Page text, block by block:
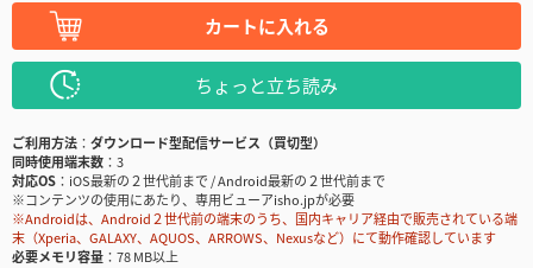
カートに入れる
ちょっと立ち読み
ご利用方法
ダウンロード型配信サービス（買切型）
同時使用端末数
3
対応OS
iOS最新の２世代前まで / Android最新の２世代前まで
※コンテンツの使用にあたり、専用ビューアisho.jpが必要
※Androidは、Android２世代前の端末のうち、国内キャリア経由で販売されている端
末（Xperia、GALAXY、AQUOS、ARROWS、Nexusなど）にて動作確認しています
必要メモリ容量
78 MB以上